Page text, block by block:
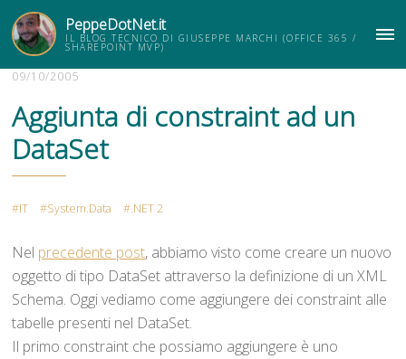
PeppeDotNet.it
IL BLOG TECNICO DI GIUSEPPE MARCHI (OFFICE 365 /
SHAREPOINT MVP)
09/10/2005
Aggiunta di constraint ad un
DataSet
IT System.Data .NET 2
Nel precedente post, abbiamo visto come creare un nuovo
oggetto di tipo DataSet attraverso la definizione di un XML
Schema. Oggi vediamo come aggiungere dei constraint alle
tabelle presenti nel DataSet.
Il primo constraint che possiamo aggiungere è uno